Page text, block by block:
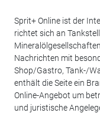
Sprit+ Online ist der
richtet sich an
Nachrichten mit
Shop/Gastro, Tank-/
enthält die Seite ein
Online-Angebot um
und juristische